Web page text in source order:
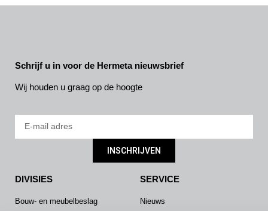
Schrijf u in voor de Hermeta nieuwsbrief
Wij houden u graag op de hoogte
INSCHRIJVEN
DIVISIES
Bouw- en meubelbeslag
SERVICE
Nieuws